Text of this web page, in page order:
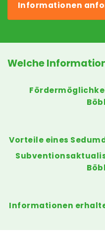
Informationen
Welche
Vorteile eines
Informationen